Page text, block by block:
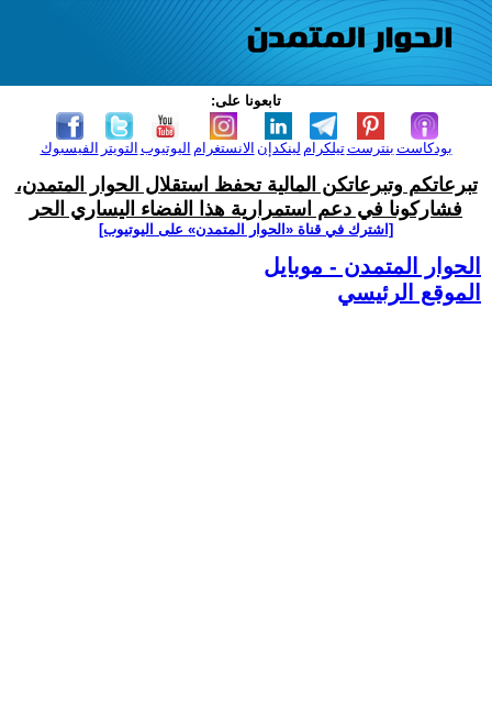
تابعونا على:
الفيسبوك التويتر اليوتيوب الانستغرام لينكدإن تيلكرامبنترست بودكاست
تبرعاتكم وتبرعاتكن المالية تحفظ استقلال الحوار المتمدن،
فشاركونا في دعم استمرارية هذا الفضاء اليساري الحر
[اشترك في قناة ‫«الحوار المتمدن» على اليوتيوب]
الحوار المتمدن - موبايل
الموقع الرئيسي